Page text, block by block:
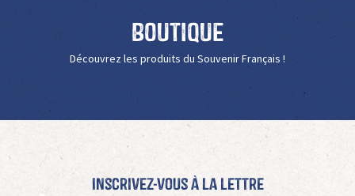
Boutique
Découvrez les produits du Souvenir Français !
Inscrivez-vous à La Lettre